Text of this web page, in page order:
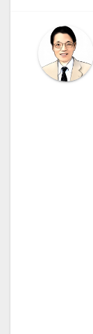
ー
シ
ョ